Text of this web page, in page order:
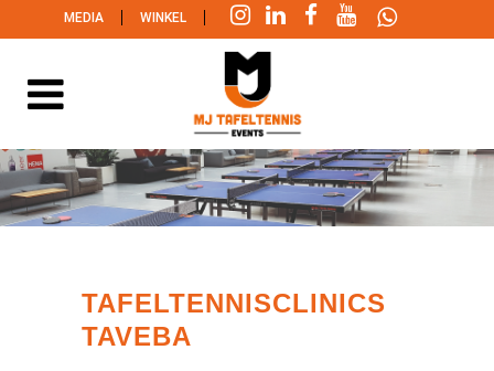
MEDIA | WINKEL |
TAFELTENNISCLINICS
TAVEBA